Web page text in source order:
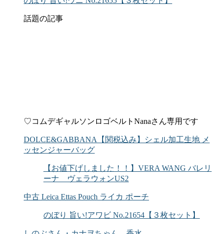
話題の記事
♡コムデギャルソンロゴベルトNanaさん専用です
DOLCE&GABBANA【関税込み】シェル加工生地 メ
ッセンジャーバッグ
【お値下げしました！！】VERA WANG バレリ
ーナ ヴェラウォンUS2
中古 Leica Ettas Pouch ライカ ポーチ
のぼり 旨い!アワビ No.21654【３枚セット】